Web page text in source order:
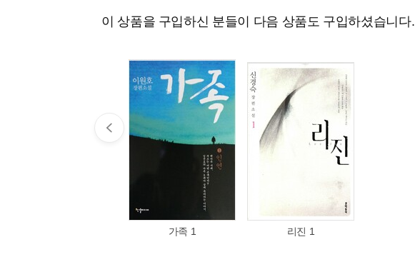
이 상품을 구입하신 분들이 다음 상품도 구입하셨습니다.
가족 1 리진 1